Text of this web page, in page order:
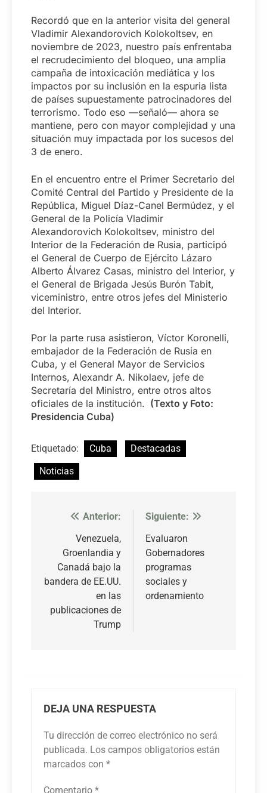
Recordó que en la anterior visita del general
Vladimir Alexandorovich Kolokoltsev, en
noviembre de 2023, nuestro país enfrentaba
el recrudecimiento del bloqueo, una amplia
campaña de intoxicación mediática y los
impactos por su inclusión en la espuria lista
de países supuestamente patrocinadores del
terrorismo. Todo eso —señaló— ahora se
mantiene, pero con mayor complejidad y una
situación muy impactada por los sucesos del
3 de enero.
En el encuentro entre el Primer Secretario del
Comité Central del Partido y Presidente de la
República, Miguel Díaz-Canel Bermúdez, y el
General de la Policía Vladimir
Alexandorovich Kolokoltsev, ministro del
Interior de la Federación de Rusia, participó
el General de Cuerpo de Ejército Lázaro
Alberto Álvarez Casas, ministro del Interior, y
el General de Brigada Jesús Burón Tabit,
viceministro, entre otros jefes del Ministerio
del Interior.
Por la parte rusa asistieron, Víctor Koronelli,
embajador de la Federación de Rusia en
Cuba, y el General Mayor de Servicios
Internos, Alexandr A. Nikolaev, jefe de
Secretaría del Ministro, entre otros altos
oficiales de la institución. (Texto y Foto:
Presidencia Cuba)
Etiquetado: Cuba
Destacadas
Noticias
Navegación
entradas
Anterior:
Venezuela,
Groenlandia y
Canadá bajo la
bandera de EE.UU.
en las
publicaciones de
Trump
Siguiente:
Evaluaron
Gobernadores
programas
sociales y
ordenamiento
DEJA UNA RESPUESTA
Tu dirección de correo electrónico no será
publicada. Los campos obligatorios están
marcados con *
Comentario *